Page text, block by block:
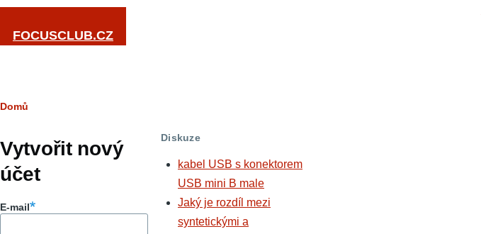
Přejít k hlavnímu obsahu
FOCUSCLUB.CZ
Hlavní
záložky
Drobečková
navigace
Domů
Vytvořit nový
účet
E-mail
Diskuze
kabel USB s konektorem
USB mini B male
Jaký je rozdíl mezi
syntetickými a